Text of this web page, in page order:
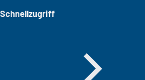
Schnellzugriff